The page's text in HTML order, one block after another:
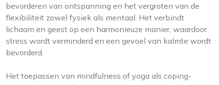
bevorderen van ontspanning en het vergroten van de
flexibiliteit zowel fysiek als mentaal. Het verbindt
lichaam en geest op een harmonieuze manier, waardoor
stress wordt verminderd en een gevoel van kalmte wordt
bevorderd.
Het toepassen van mindfulness of yoga als coping-